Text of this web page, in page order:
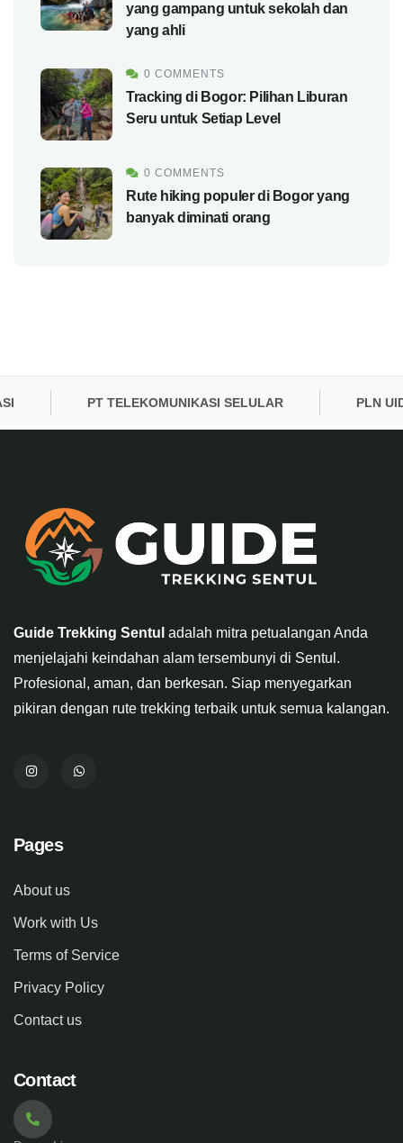
yang gampang untuk sekolah dan
yang ahli
0 COMMENTS
Tracking di Bogor: Pilihan Liburan
Seru untuk Setiap Level
0 COMMENTS
Rute hiking populer di Bogor yang
banyak diminati orang
PT TELEKOMUNIKASI SELULAR PLN UID
Guide Trekking Sentul adalah mitra petualangan Anda
menjelajahi keindahan alam tersembunyi di Sentul.
Profesional, aman, dan berkesan. Siap menyegarkan
pikiran dengan rute trekking terbaik untuk semua kalangan.
Pages
About us
Work with Us
Terms of Service
Privacy Policy
Contact us
Contact